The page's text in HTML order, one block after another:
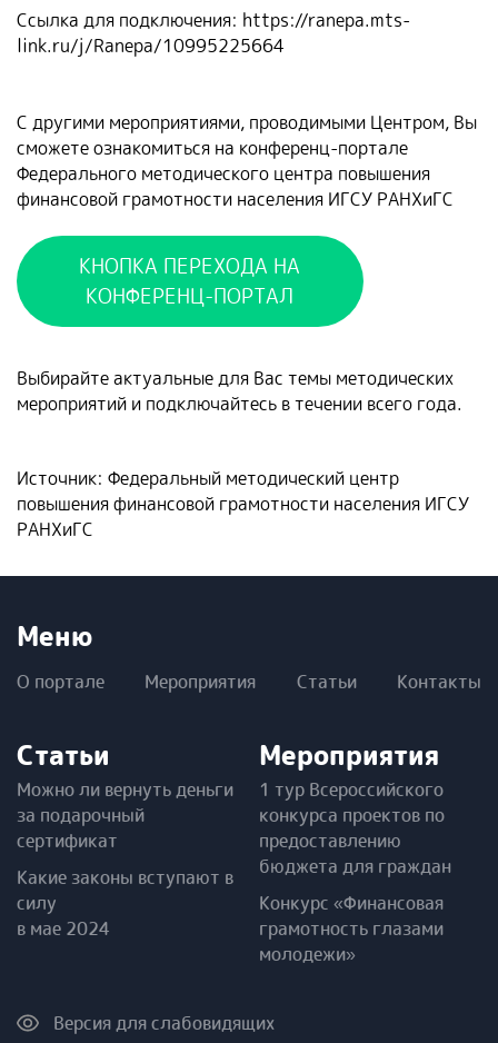
Ссылка для подключения: https://ranepa.mts-
link.ru/j/Ranepa/10995225664
С другими мероприятиями, проводимыми Центром, Вы
сможете ознакомиться на конференц-портале
Федерального методического центра повышения
финансовой грамотности населения ИГСУ РАНХиГС
КНОПКА ПЕРЕХОДА НА
КОНФЕРЕНЦ-ПОРТАЛ
Выбирайте актуальные для Вас темы методических
мероприятий и подключайтесь в течении всего года.
Источник: Федеральный методический центр
повышения финансовой грамотности населения ИГСУ
РАНХиГС
Меню
О портале Мероприятия Статьи Контакты
Статьи
Можно ли вернуть деньги
за подарочный
сертификат
Какие законы вступают в
силу
в мае 2024
Мероприятия
1 тур Всероссийского
конкурса проектов по
предоставлению
бюджета для граждан
Конкурс «Финансовая
грамотность глазами
молодежи»
Версия для слабовидящих